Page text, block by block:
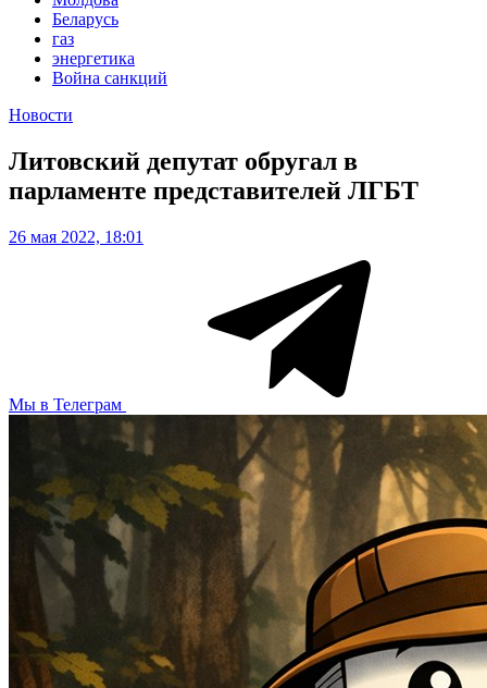
Беларусь
газ
энергетика
Война санкций
Новости
Литовский депутат обругал в
парламенте представителей ЛГБТ
26 мая 2022, 18:01
Мы в Телеграм